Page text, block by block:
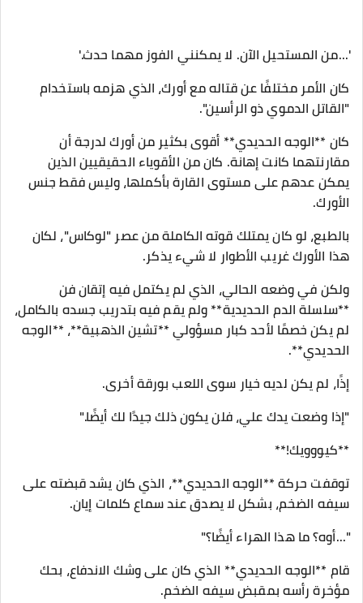
'...من المستحيل الآن. لا يمكنني الفوز مهما حدث.'
كان الأمر مختلفًا عن قتاله مع أورك، الذي هزمه باستخدام
"القاتل الدموي ذو الرأسين".
كان **الوجه الحديدي** أقوى بكثير من أورك لدرجة أن
مقارنتهما كانت إهانة. كان من الأقوياء الحقيقيين الذين
يمكن عدهم على مستوى القارة بأكملها، وليس فقط جنس
الأورك.
بالطبع، لو كان يمتلك قوته الكاملة من عصر "لوكاس"، لكان
هذا الأورك غريب الأطوار لا شيء يذكر.
ولكن في وضعه الحالي، الذي لم يكتمل فيه إتقان فن
**سلسلة الدم الحديدية** ولم يقم فيه بتدريب جسده بالكامل،
لم يكن خصمًا لأحد كبار مسؤولي **تشين الذهبية**، **الوجه
الحديدي**.
إذًا، لم يكن لديه خيار سوى اللعب بورقة أخرى.
"إذا وضعت يدك علي، فلن يكون ذلك جيدًا لك أيضًا."
**كيووويك!**
توقفت حركة **الوجه الحديدي**، الذي كان يشد قبضته على
سيفه الضخم، بشكل لا يصدق عند سماع كلمات إيان.
"...أوه؟ ما هذا الهراء أيضًا؟"
قام **الوجه الحديدي** الذي كان على وشك الاندفاع، بحك
مؤخرة رأسه بمقبض سيفه الضخم.